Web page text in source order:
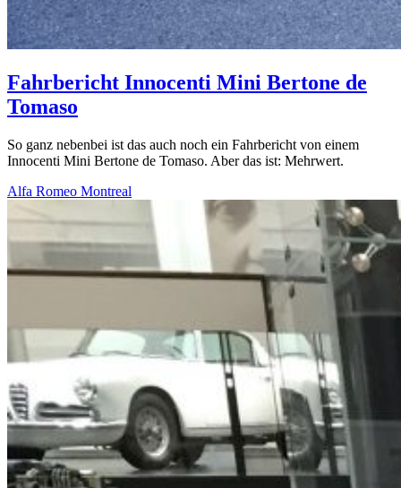
Fahrbericht Innocenti Mini Bertone de
Tomaso
So ganz nebenbei ist das auch noch ein Fahrbericht von einem
Innocenti Mini Bertone de Tomaso. Aber das ist: Mehrwert.
Alfa Romeo Montreal